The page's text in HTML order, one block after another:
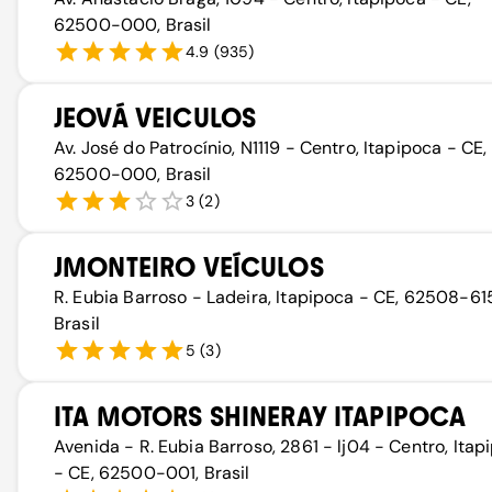
62500-000, Brasil
4.9 (935)
JEOVÁ VEICULOS
Av. José do Patrocínio, N1119 - Centro, Itapipoca - CE,
62500-000, Brasil
3 (2)
JMONTEIRO VEÍCULOS
R. Eubia Barroso - Ladeira, Itapipoca - CE, 62508-
Brasil
5 (3)
ITA MOTORS SHINERAY ITAPIPOCA
Avenida - R. Eubia Barroso, 2861 - lj04 - Centro,
- CE, 62500-001, Brasil